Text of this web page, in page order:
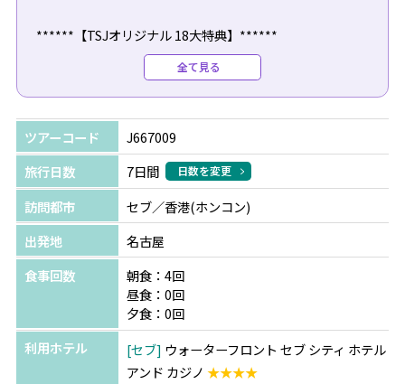
******【TSJオリジナル 18大特典】******
セブ島旅行の「あったら嬉しい」をTSJ特典でご用意♪
1.【おすすめ】マリバゴグリルセットメニュークーポン付
き
2.往復専用車送迎
3.プライベートビーチ利用券
4.水中カメラ無料レンタル
5.WIFIルーター、iliレンタル1日500円 など
************************************
★★★人気オプショナルツアー＜15,000円＞キャンペーン
★★★
セブ島で人気の4大オプショナルツアーを特別価格でご案
内♪
＜先着300組様＞の限定キャンペーンを利用して、セブ島
旅行を楽しもう！
全て見る
ツアーコード
J667009
旅行日数
7日間 日数を変更
訪問都市
セブ／香港(ホンコン)
出発地
名古屋
食事回数
朝食：4回
昼食：0回
夕食：0回
利用ホテル
セブ ウォーターフロント セブ シティ ホテル
アンド カジノ ★★★★